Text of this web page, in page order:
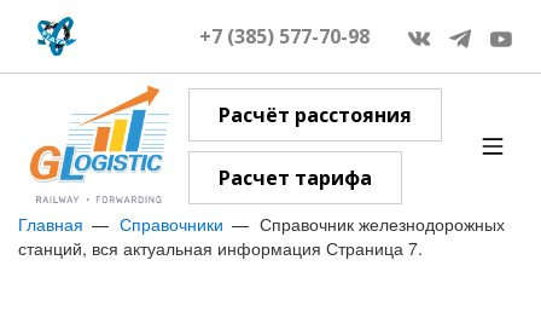
+7 (385) 577-70-98
Расчёт расстояния
Расчет тарифа
Главная Справочники
Справочник железнодорожных
станций, вся актуальная информация Страница 7.